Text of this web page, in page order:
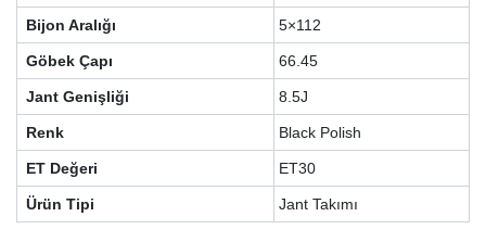
Bijon Aralığı 5×112
Göbek Çapı 66.45
Jant Genişliği 8.5J
Renk Black Polish
ET Değeri ET30
Ürün Tipi Jant Takımı